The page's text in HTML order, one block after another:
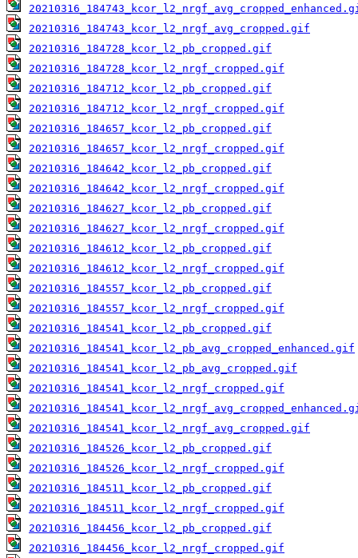
20210316_184743_kcor_l2_nrgf_avg_cropped.gif
20210316_184728_kcor_l2_pb_cropped.gif
20210316_184728_kcor_l2_nrgf_cropped.gif
20210316_184712_kcor_l2_pb_cropped.gif
20210316_184712_kcor_l2_nrgf_cropped.gif
20210316_184657_kcor_l2_pb_cropped.gif
20210316_184657_kcor_l2_nrgf_cropped.gif
20210316_184642_kcor_l2_pb_cropped.gif
20210316_184642_kcor_l2_nrgf_cropped.gif
20210316_184627_kcor_l2_pb_cropped.gif
20210316_184627_kcor_l2_nrgf_cropped.gif
20210316_184612_kcor_l2_pb_cropped.gif
20210316_184612_kcor_l2_nrgf_cropped.gif
20210316_184557_kcor_l2_pb_cropped.gif
20210316_184557_kcor_l2_nrgf_cropped.gif
20210316_184541_kcor_l2_pb_cropped.gif
20210316_184541_kcor_l2_pb_avg_cropped_enhanced.gif
20210316_184541_kcor_l2_pb_avg_cropped.gif
20210316_184541_kcor_l2_nrgf_cropped.gif
20210316_184541_kcor_l2_nrgf_avg_cropped.gif
20210316_184526_kcor_l2_pb_cropped.gif
20210316_184526_kcor_l2_nrgf_cropped.gif
20210316_184511_kcor_l2_pb_cropped.gif
20210316_184511_kcor_l2_nrgf_cropped.gif
20210316_184456_kcor_l2_pb_cropped.gif
20210316_184456_kcor_l2_nrgf_cropped.gif